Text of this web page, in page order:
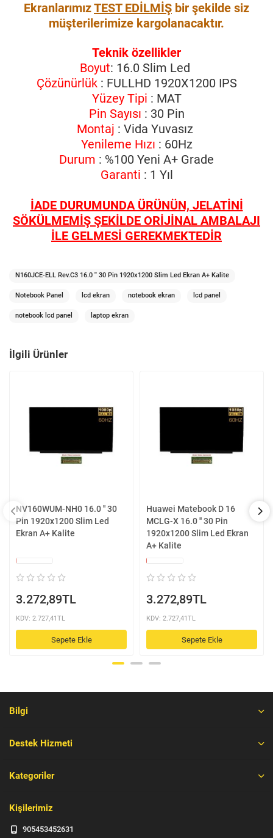
EkranlarımızTEST EDİLMİŞ bir şekilde siz
müşterilerimize kargolanacaktır.
Teknik özellikler
Boyut: 16.0 Slim Led
Çözünürlük: FULLHD 1920X1200 IPS
Yüzey Tipi : MAT
Pin Sayısı : 30 Pin
Montaj : Vida Yuvasız
Yenileme Hızı : 60Hz
Durum : %100 Yeni A+ Grade
Garanti : 1 Yıl
İADE DURUMUNDA ÜRÜNÜN, JELATİNİ
SÖKÜLMEMİŞ ŞEKİLDE ORİJİNAL AMBALAJI
İLE GELMESİ GEREKMEKTEDİR
N160JCE-ELL Rev.C3 16.0 '' 30 Pin 1920x1200 Slim Led Ekran A+ Kalite
Notebook Panel lcd ekran notebook ekran lcd panel
notebook lcd panel laptop ekran
İlgili Ürünler
NV160WUM-NH0 16.0 '' 30
Pin 1920x1200 Slim Led
Ekran A+ Kalite
3.272,89TL
KDV: 2.727,41TL
Sepete Ekle
Huawei Matebook D 16
MCLG-X 16.0 '' 30 Pin
1920x1200 Slim Led Ekran
A+ Kalite
3.272,89TL
KDV: 2.727,41TL
Sepete Ekle
Bilgi
Destek Hizmeti
Kategoriler
Kişilerimiz
905453452631